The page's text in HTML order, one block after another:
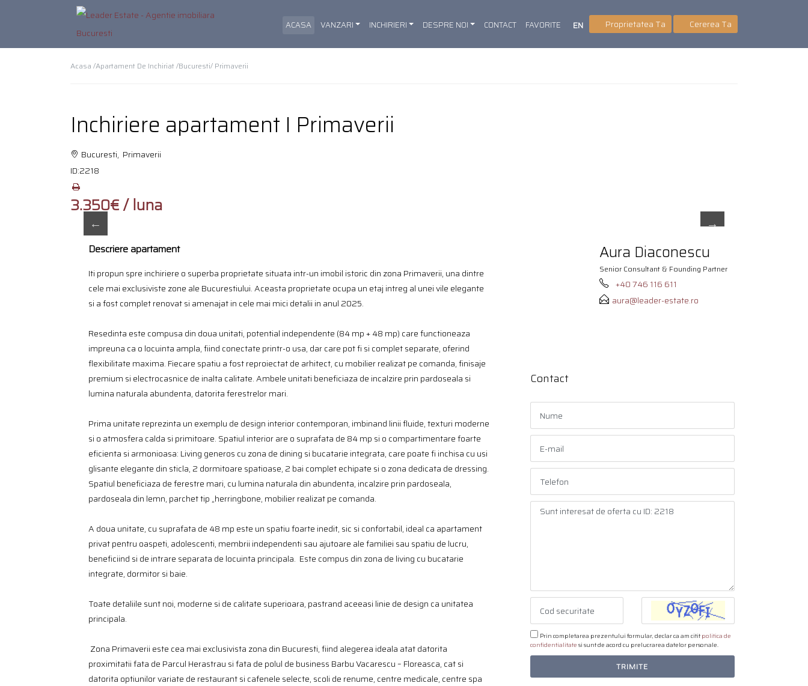
ACASA VANZARI INCHIRIERI DESPRE NOI CONTACT FAVORITE EN Proprietatea Ta Cererea Ta
Acasa /Apartament De Inchiriat /Bucuresti/ Primaverii
Inchiriere apartament I Primaverii
Bucuresti, Primaverii
ID:2218
3.350€ / luna
Descriere apartament
Iti propun spre inchiriere o superba proprietate situata intr-un imobil istoric din zona Primaverii, una dintre
cele mai exclusiviste zone ale Bucurestiului. Aceasta proprietate ocupa un etaj intreg al unei vile elegante
si a fost complet renovat si amenajat in cele mai mici detalii in anul 2025.
Resedinta este compusa din doua unitati, potential independente (84 mp + 48 mp) care functioneaza
impreuna ca o locuinta ampla, fiind conectate printr-o usa, dar care pot fi si complet separate, oferind
flexibilitate maxima. Fiecare spatiu a fost reproiectat de arhitect, cu mobilier realizat pe comanda, finisaje
premium si electrocasnice de inalta calitate. Ambele unitati beneficiaza de incalzire prin pardoseala si
lumina naturala abundenta, datorita ferestrelor mari.
Prima unitate reprezinta un exemplu de design interior contemporan, imbinand linii fluide, texturi moderne
si o atmosfera calda si primitoare. Spatiul interior are o suprafata de 84 mp si o compartimentare foarte
eficienta si armonioasa: Living generos cu zona de dining si bucatarie integrata, care poate fi inchisa cu usi
glisante elegante din sticla, 2 dormitoare spatioase, 2 bai complet echipate si o zona dedicata de dressing.
Spatiul beneficiaza de ferestre mari, cu lumina naturala din abundenta, incalzire prin pardoseala,
pardoseala din lemn, parchet tip „herringbone, mobilier realizat pe comanda.
A doua unitate, cu suprafata de 48 mp este un spatiu foarte inedit, sic si confortabil, ideal ca apartament
privat pentru oaspeti, adolescenti, membrii independenti sau ajutoare ale familiei sau spatiu de lucru,
beneficiind si de intrare separata de locuinta principala. Este compus din zona de living cu bucatarie
integrate, dormitor si baie.
Toate detaliile sunt noi, moderne si de calitate superioara, pastrand aceeasi linie de design ca unitatea
principala.
Zona Primaverii este cea mai exclusivista zona din Bucuresti, fiind alegerea ideala atat datorita
proximitatii fata de Parcul Herastrau si fata de polul de business Barbu Vacarescu – Floreasca, cat si
datorita optiunilor variate de restaurant si cafenele selecte, scoli de renume, centre medicale, centre spa
Aura Diaconescu
Senior Consultant & Founding Partner
+40 746 116 611
aura@leader-estate.ro
Contact
Prin completarea prezentului formular, declar ca am citit politica de
confidentialitate si sunt de acord cu prelucrarea datelor personale.
TRIMITE